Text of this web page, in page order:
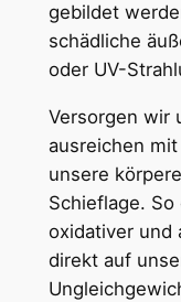
gebildet
schädliche
oder UV-
Versorgen wir
ausreichen
unsere
Schieflage.
oxidativer und
direkt auf